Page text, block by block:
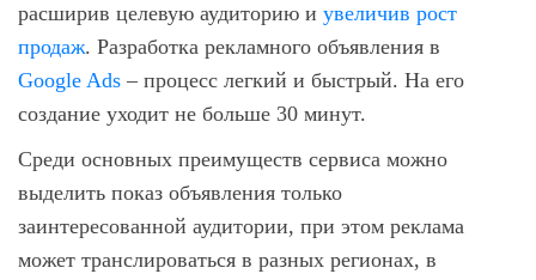
расширив целевую аудиторию и увеличив рост
продаж. Разработка рекламного объявления в
Google Ads – процесс легкий и быстрый. На его
создание уходит не больше 30 минут.
Среди основных преимуществ сервиса можно
выделить показ объявления только
заинтересованной аудитории, при этом реклама
может транслироваться в разных регионах, в